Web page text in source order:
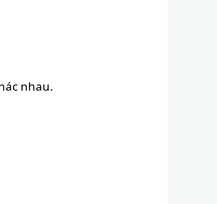
nhau.